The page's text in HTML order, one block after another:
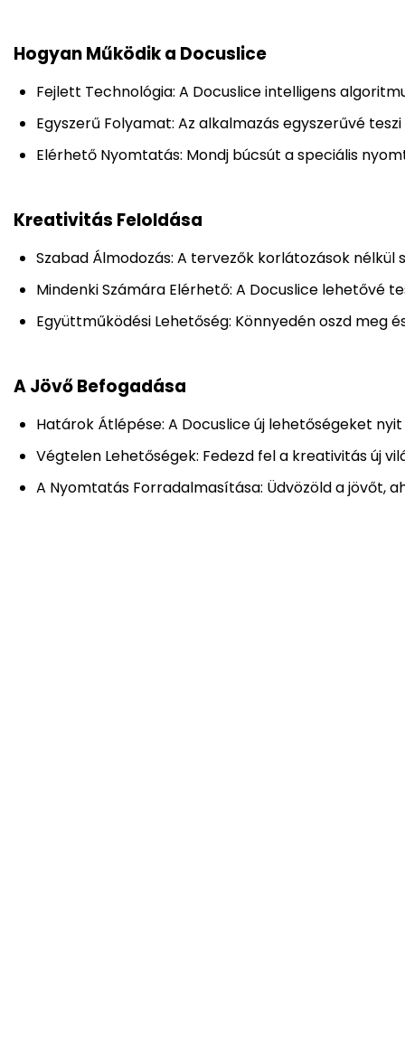
Hogyan Működik a Docuslice
Fejlett Technológia: A Docuslice intelligens
Egyszerű Folyamat: Az alkalmazás egyszerűvé
Elérhető Nyomtatás: Mondj búcsút a speciális
Kreativitás Feloldása
Szabad Álmodozás: A tervezők korlátozások nélkül
Mindenki Számára Elérhető: A Docuslice lehetővé
Együttműködési Lehetőség: Könnyedén oszd meg
A Jövő Befogadása
Határok Átlépése: A Docuslice új lehetőségeket
Végtelen Lehetőségek: Fedezd fel a kreativitás új
A Nyomtatás Forradalmasítása: Üdvözöld a jövőt,